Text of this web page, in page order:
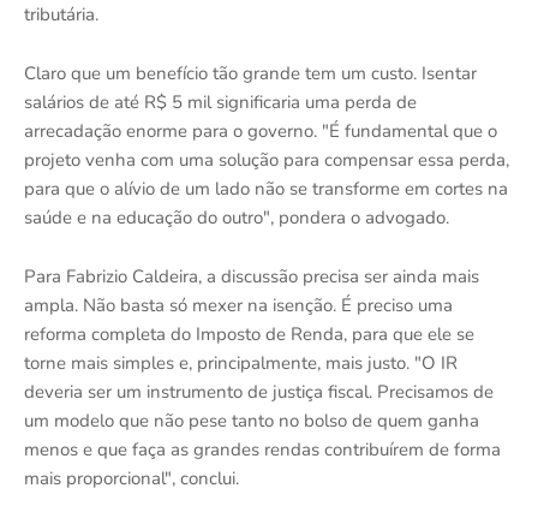
tributária.
Claro que um benefício tão grande tem um custo. Isentar
salários de até R$ 5 mil significaria uma perda de
arrecadação enorme para o governo. "É fundamental que o
projeto venha com uma solução para compensar essa perda,
para que o alívio de um lado não se transforme em cortes na
saúde e na educação do outro", pondera o advogado.
Para Fabrizio Caldeira, a discussão precisa ser ainda mais
ampla. Não basta só mexer na isenção. É preciso uma
reforma completa do Imposto de Renda, para que ele se
torne mais simples e, principalmente, mais justo. "O IR
deveria ser um instrumento de justiça fiscal. Precisamos de
um modelo que não pese tanto no bolso de quem ganha
menos e que faça as grandes rendas contribuírem de forma
mais proporcional", conclui.